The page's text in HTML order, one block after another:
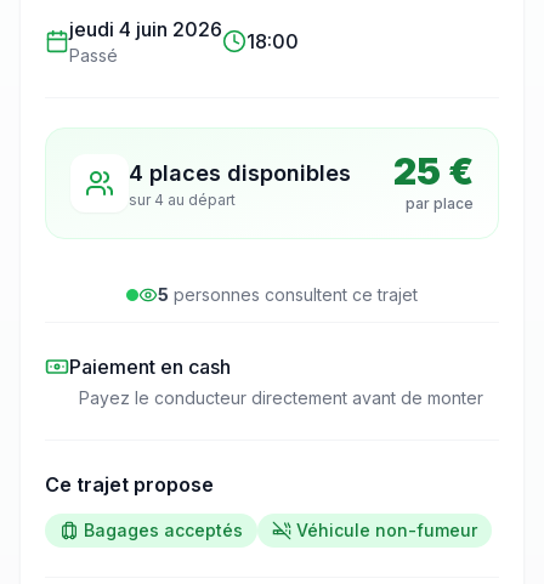
jeudi 4 juin 2026
Passé
18:00
4 places disponibles
sur 4 au départ
25 €
par place
5 personnes consultent ce trajet
Paiement en cash
Payez le conducteur directement avant de monter
Ce trajet propose
Bagages acceptés Véhicule non-fumeur